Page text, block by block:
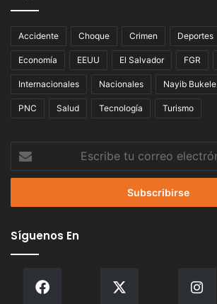
Accidente Choque Crimen Deportes
Economía EEUU El Salvador FGR
Internacionales Nacionales Nayib Bukele
PNC Salud Tecnología Turismo
tu
correo
Síguenos En